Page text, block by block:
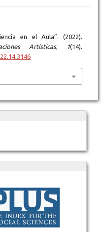
en el Aula”. (2022).
Artísticas, 1(14).